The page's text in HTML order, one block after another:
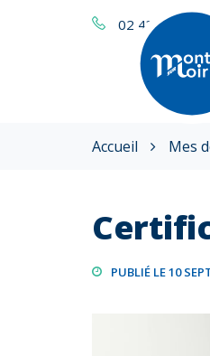
02 43 38 18 00
Accueil Mes
PUBLIÉ LE 10